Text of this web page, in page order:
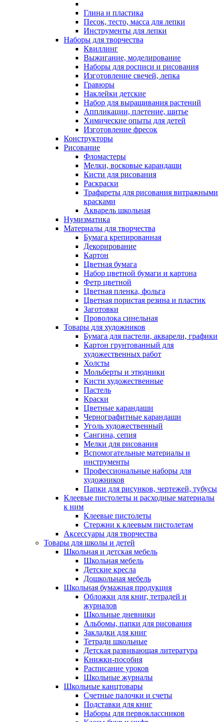
Глина и пластика
Песок, тесто, масса для лепки
Инструменты для лепки
Наборы для творчества
Квиллинг
Выжигание, моделирование
Наборы для росписи и рисования
Изготовление свечей, лепка
Гравюры
Наклейки детские
Набор для выращивания растений
Аппликации, плетение, шитье
Химические опыты для детей
Изготовление фресок
Конструкторы
Рисование
Фломастеры
Мелки, восковые карандаши
Кисти для рисования
Раскраски
Трафареты для рисования витражными
красками
Акварель школьная
Нумизматика
Материалы для творчества
Бумага крепированная
Декорирование
Картон
Цветная бумага
Набор цветной бумаги и картона
Фетр цветной
Цветная пленка, фольга
Цветная пористая резина и пластик
Заготовки
Проволока синельная
Товары для художников
Бумага для пастели, акварели, графики
Картон грунтованный для
художественных работ
Холсты
Мольберты и этюдники
Кисти художественные
Пастель
Краски
Цветные карандаши
Чернографитные карандаши
Уголь художественный
Сангина, сепия
Мелки для рисования
Вспомогательные материалы и
инструменты
Профессиональные наборы для
художников
Папки для рисунков, чертежей, тубусы
Клеевые пистолеты и расходные материалы
к ним
Клеевые пистолеты
Стержни к клеевым пистолетам
Аксессуары для творчества
Товары для школы и детей
Школьная и детская мебель
Школьная мебель
Детские кресла
Дошкольная мебель
Школьная бумажная продукция
Обложки для книг, тетрадей и
журналов
Школьные дневники
Альбомы, папки для рисования
Закладки для книг
Тетради школьные
Детская развивающая литература
Книжки-пособия
Расписание уроков
Школьные журналы
Школьные канцтовары
Счетные палочки и счеты
Подставки для книг
Наборы для первоклассников